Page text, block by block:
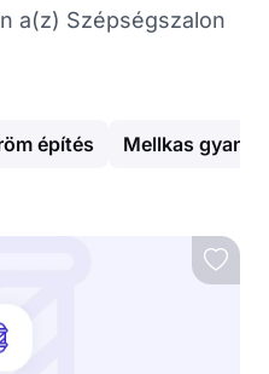
a(z) Szépségszalon
építés Mellkas